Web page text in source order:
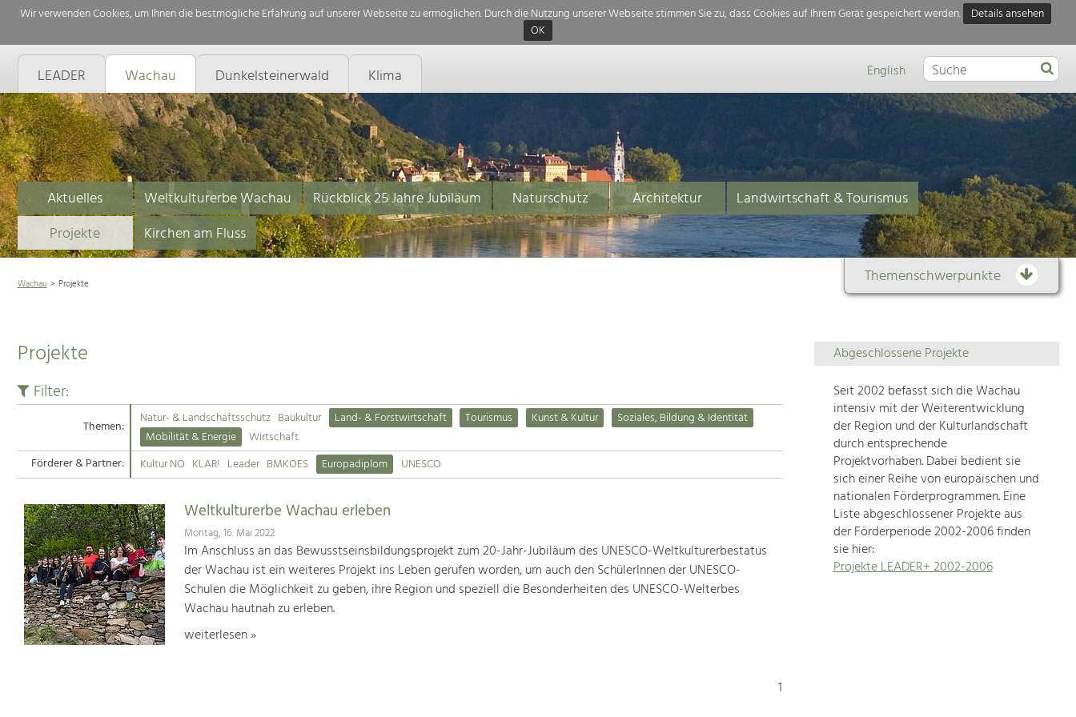
Wir verwenden Cookies, um Ihnen die bestmögliche Erfahrung auf unserer Webseite zu ermöglichen. Durch die Nutzung unserer Webseite stimmen Sie zu, dass Cookies auf Ihrem Gerät gespeichert werden.
Details ansehen
OK
LEADER Wachau Dunkelsteinerwald Klima English
Aktuelles Weltkulturerbe Wachau Rückblick 25 Jahre Jubiläum Naturschutz Architektur
Landwirtschaft & Tourismus
Projekte
Kirchen am Fluss
Themenschwerpunkte
Themenübersicht
Die
Regionalentwicklung
in
unserer
Region
ist
sehr
vielfältig.
Deshalb
geben
wir
hier
Wachau Projekte
Projekte
Filter:
Themen: Natur- & Landschaftsschutz Baukultur Land- & Forstwirtschaft Tourismus Kunst & Kultur
Soziales, Bildung & Identität
Mobilität & Energie
Wirtschaft
Förderer & Partner:
Kultur NÖ KLAR! Leader BMKOES Europadiplom UNESCO
Weltkulturerbe Wachau erleben
Montag, 16. Mai 2022
Im Anschluss an das Bewusstseinsbildungsprojekt zum 20-Jahr-Jubiläum des UNESCO-Weltkulturerbestatus
der Wachau ist ein weiteres Projekt ins Leben gerufen worden, um auch den SchülerInnen der UNESCO-
Schulen die Möglichkeit zu geben, ihre Region und speziell die Besonderheiten des UNESCO-Welterbes
Wachau hautnah zu erleben.
weiterlesen »
1
Abgeschlossene Projekte
Seit 2002 befasst sich die Wachau
intensiv mit der Weiterentwicklung
der Region und der Kulturlandschaft
durch entsprechende
Projektvorhaben. Dabei bedient sie
sich einer Reihe von europäischen und
nationalen Förderprogrammen. Eine
Liste abgeschlossener Projekte aus
der Förderperiode 2002-2006 finden
sie hier:
Projekte LEADER+ 2002-2006